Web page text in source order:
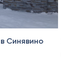
Синявино